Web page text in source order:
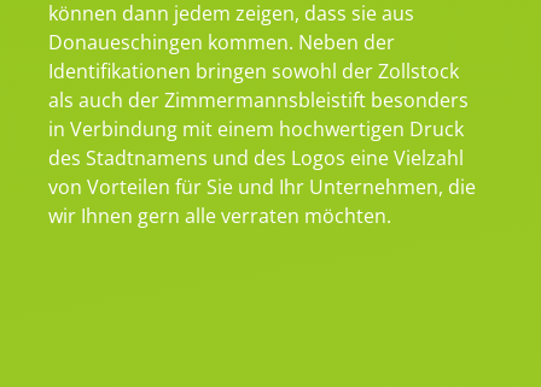
können dann jedem zeigen, dass sie aus
Donaueschingen kommen. Neben der
Identifikationen bringen sowohl der Zollstock
als auch der Zimmermannsbleistift besonders
in Verbindung mit einem hochwertigen Druck
des Stadtnamens und des Logos eine Vielzahl
von Vorteilen für Sie und Ihr Unternehmen, die
wir Ihnen gern alle verraten möchten.